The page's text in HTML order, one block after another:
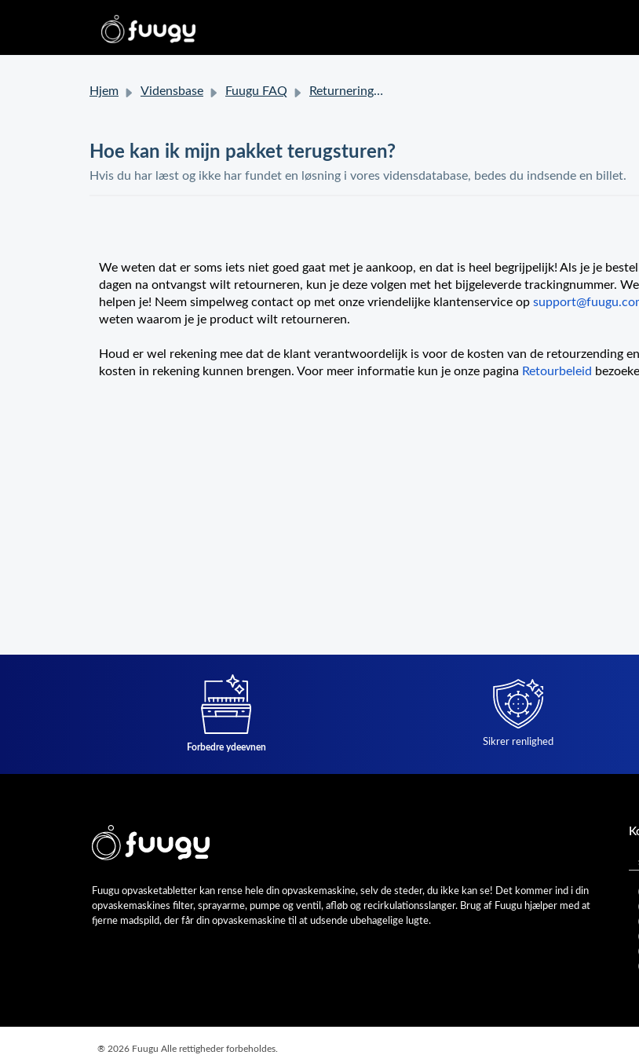
Hjem Vidensbase Fuugu FAQ Returneringer og reklamationer
Hoe kan ik mijn pakket terugsturen?
Hvis du har læst og ikke har fundet en løsning i vores vidensdatabase, bedes du indsende en billet.
We weten dat er soms iets niet goed gaat met je aankoop, en dat is heel begrijpelijk! Als je je
dagen na ontvangst wilt retourneren, kun je deze volgen met het bijgeleverde trackingnummer.
helpen je! Neem simpelweg contact op met onze vriendelijke klantenservice op
weten waarom je je product wilt retourneren.
Houd er wel rekening mee dat de klant verantwoordelijk is voor de kosten van de retourzending
kosten in rekening kunnen brengen. Voor meer informatie kun je onze pagina Retourbeleid
Forbedre ydeevnen Sikrer renlighed
Fuugu opvasketabletter kan rense hele din opvaskemaskine, selv de steder, du ikke kan se! Det kommer ind i din
opvaskemaskines filter, sprayarme, pumpe og ventil, afløb og recirkulationsslanger. Brug af Fuugu hjælper med at
fjerne madspild, der får din opvaskemaskine til at udsende ubehagelige lugte.
® 2026 Fuugu Alle rettigheder forbeholdes.